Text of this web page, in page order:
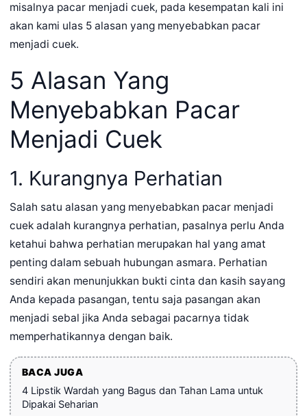
misalnya pacar menjadi cuek, pada kesempatan kali ini
akan kami ulas 5 alasan yang menyebabkan pacar
menjadi cuek.
5 Alasan Yang
Menyebabkan Pacar
Menjadi Cuek
1. Kurangnya Perhatian
Salah satu alasan yang menyebabkan pacar menjadi
cuek adalah kurangnya perhatian, pasalnya perlu Anda
ketahui bahwa perhatian merupakan hal yang amat
penting dalam sebuah hubungan asmara. Perhatian
sendiri akan menunjukkan bukti cinta dan kasih sayang
Anda kepada pasangan, tentu saja pasangan akan
menjadi sebal jika Anda sebagai pacarnya tidak
memperhatikannya dengan baik.
BACA JUGA
4 Lipstik Wardah yang Bagus dan Tahan Lama untuk
Dipakai Seharian